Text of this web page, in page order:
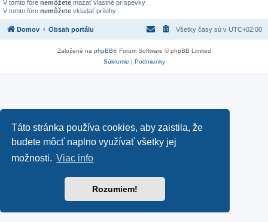
Táto stránka používa cookies, aby zaistila, že
budete môcť naplno využívať všetky jej
možnosti. Viac info
Rozumiem!
V tomto fóre nemôžete mazať vlastné príspevky
V tomto fóre nemôžete vkladať prílohy
Domov Obsah portálu Všetky časy sú v UTC+02:00
Založené na phpBB® Forum Software © phpBB Limited
Súkromie | Podmienky